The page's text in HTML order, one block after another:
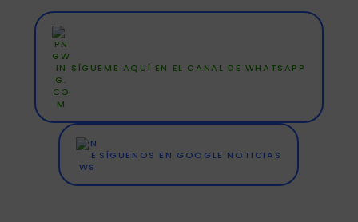
SÍGUEME AQUÍ EN EL CANAL DE WHATSAPP
SÍGUENOS EN GOOGLE NOTICIAS